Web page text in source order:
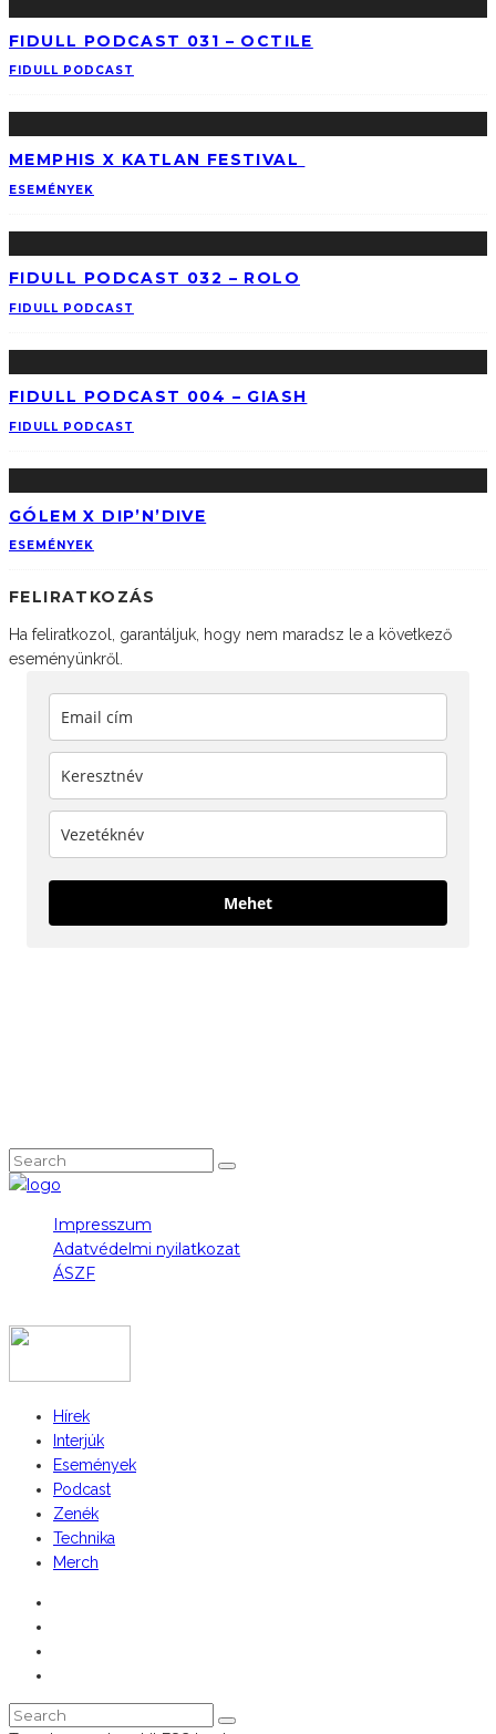
FIDULL PODCAST 031 – OCTILE
FIDULL PODCAST
MEMPHIS X KATLAN FESTIVAL
ESEMÉNYEK
FIDULL PODCAST 032 – ROLO
FIDULL PODCAST
FIDULL PODCAST 004 – GIASH
FIDULL PODCAST
GÓLEM X DIP’N’DIVE
ESEMÉNYEK
FELIRATKOZÁS
Ha feliratkozol, garantáljuk, hogy nem maradsz le a következő
eseményünkről.
Mehet
Impresszum
Adatvédelmi nyilatkozat
ÁSZF
Hírek
Interjúk
Események
Podcast
Zenék
Technika
Merch